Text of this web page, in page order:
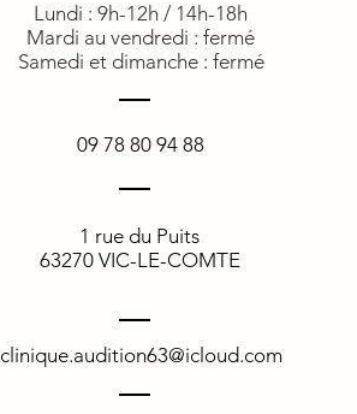
Lundi : 9h-12h/ 14h-18h
Mardi au vendredi : fermé
Samedi et dimanche : fermé
09 78 80 94 88
1 rue du Puits
63270 VIC-LE-COMTE
clinique.audition63@icloud.com